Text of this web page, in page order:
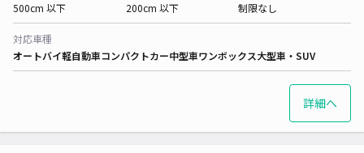
500cm 以下
200cm 以下
制限なし
対応車種
オートバイ軽自動車コンパクトカー中型車ワンボックス大型車・SUV
詳細へ